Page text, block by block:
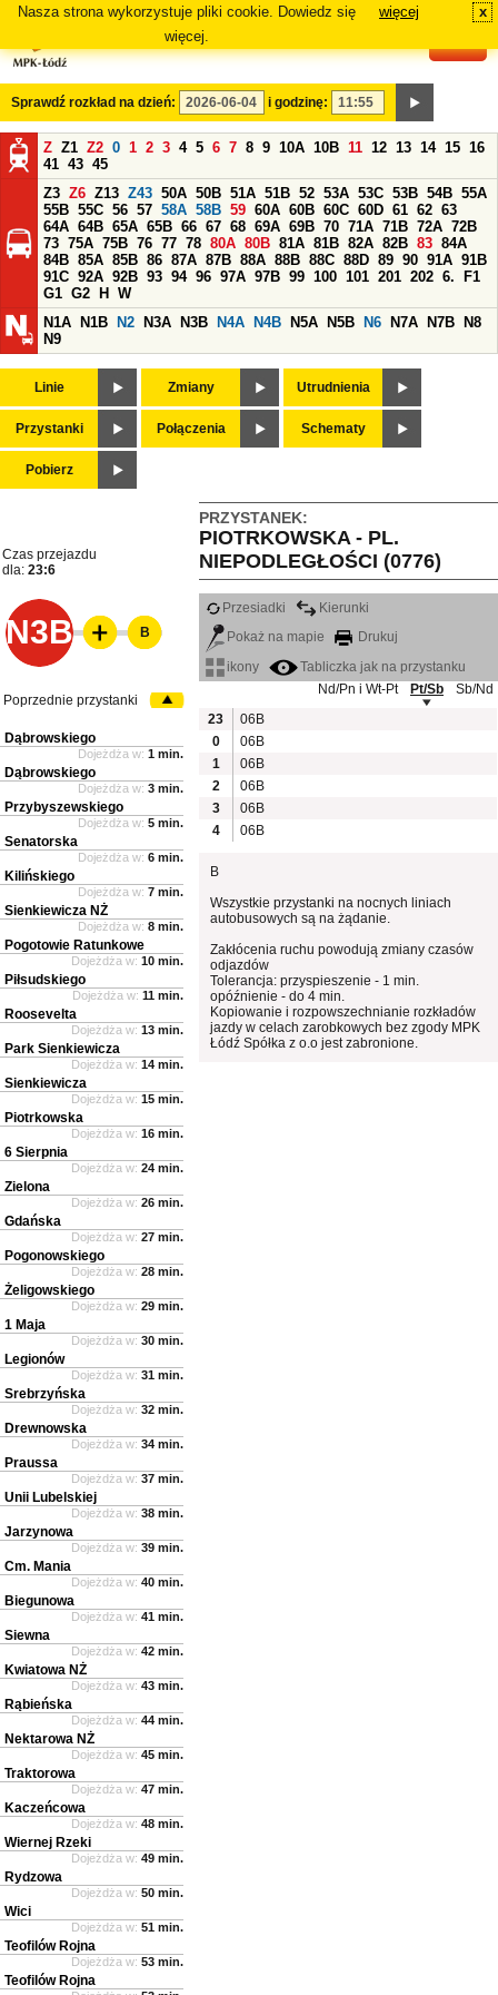
Nasza strona wykorzystuje pliki cookie. Dowiedz się
więcej.
więcej x
Sprawdź rozkład na dzień: i godzinę:
Z Z1 Z2 0 1 2 3 4 5 6 7 8 9 10A 10B 11 12 13 14 15 16
41 43 45
Z3 Z6 Z13 Z43 50A 50B 51A 51B 52 53A 53C 53B 54B 55A
55B 55C 56 57 58A 58B 59 60A 60B 60C 60D 61 62 63
64A 64B 65A 65B 66 67 68 69A 69B 70 71A 71B 72A 72B
73 75A 75B 76 77 78 80A 80B 81A 81B 82A 82B 83 84A
84B 85A 85B 86 87A 87B 88A 88B 88C 88D 89 90 91A 91B
91C 92A 92B 93 94 96 97A 97B 99 100 101 201 202 6.
F1
G1 G2 H
W
N1A
N1B N2 N3A N3B N4A N4B N5A N5B N6 N7A N7B
N8
N9
Linie Zmiany Utrudnienia
Przystanki Połączenia Schematy
Pobierz
PRZYSTANEK:
PIOTRKOWSKA - PL.
NIEPODLEGŁOŚCI (0776)
Czas przejazdu
dla: 23:6
N3B
Przesiadki
Kierunki
Pokaż na mapie
Drukuj
ikony
Tabliczka jak na przystanku
Nd/Pn i Wt-Pt
Pt/Sb
Sb/Nd
23
06B
0
06B
1
06B
2
06B
3
06B
4
06B
B
Wszystkie przystanki na nocnych liniach
autobusowych są na żądanie.
Zakłócenia ruchu powodują zmiany czasów
odjazdów
Tolerancja: przyspieszenie - 1 min.
opóźnienie - do 4 min.
Kopiowanie i rozpowszechnianie rozkładów
jazdy w celach zarobkowych bez zgody MPK
Łódź Spółka z o.o jest zabronione.
B
Poprzednie przystanki
Dąbrowskiego
Dojeżdża w: 1 min.
Dąbrowskiego
Dojeżdża w: 3 min.
Przybyszewskiego
Dojeżdża w: 5 min.
Senatorska
Dojeżdża w: 6 min.
Kilińskiego
Dojeżdża w: 7 min.
Sienkiewicza NŻ
Dojeżdża w: 8 min.
Pogotowie Ratunkowe
Dojeżdża w: 10 min.
Piłsudskiego
Dojeżdża w: 11 min.
Roosevelta
Dojeżdża w: 13 min.
Park Sienkiewicza
Dojeżdża w: 14 min.
Sienkiewicza
Dojeżdża w: 15 min.
Piotrkowska
Dojeżdża w: 16 min.
6 Sierpnia
Dojeżdża w: 24 min.
Zielona
Dojeżdża w: 26 min.
Gdańska
Dojeżdża w: 27 min.
Pogonowskiego
Dojeżdża w: 28 min.
Żeligowskiego
Dojeżdża w: 29 min.
1 Maja
Dojeżdża w: 30 min.
Legionów
Dojeżdża w: 31 min.
Srebrzyńska
Dojeżdża w: 32 min.
Drewnowska
Dojeżdża w: 34 min.
Praussa
Dojeżdża w: 37 min.
Unii Lubelskiej
Dojeżdża w: 38 min.
Jarzynowa
Dojeżdża w: 39 min.
Cm. Mania
Dojeżdża w: 40 min.
Biegunowa
Dojeżdża w: 41 min.
Siewna
Dojeżdża w: 42 min.
Kwiatowa NŻ
Dojeżdża w: 43 min.
Rąbieńska
Dojeżdża w: 44 min.
Nektarowa NŻ
Dojeżdża w: 45 min.
Traktorowa
Dojeżdża w: 47 min.
Kaczeńcowa
Dojeżdża w: 48 min.
Wiernej Rzeki
Dojeżdża w: 49 min.
Rydzowa
Dojeżdża w: 50 min.
Wici
Dojeżdża w: 51 min.
Teofilów Rojna
Dojeżdża w: 53 min.
Teofilów Rojna